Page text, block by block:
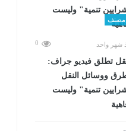
مصنف
شهر واحد 0
تطلق فيديو جراف:
ووسائل النقل
تنمية" وليست